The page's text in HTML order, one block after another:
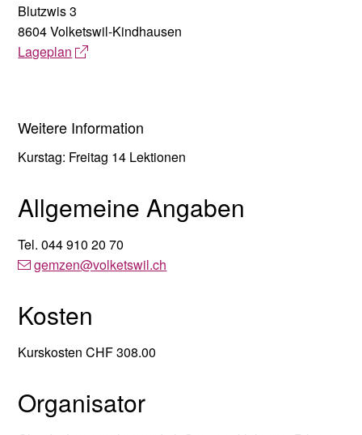
Blutzwis 3
8604 Volketswil-Kindhausen
Lageplan
Weitere Information
Kurstag: Freitag 14 Lektionen
Allgemeine Angaben
Tel.044 910 20 70
gemzen@volketswil.ch
Kosten
Kurskosten CHF 308.00
Organisator